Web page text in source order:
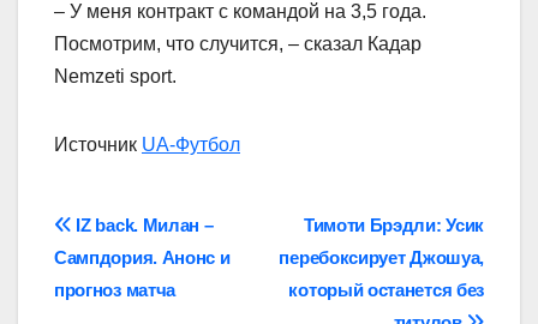
– У меня контракт с командой на 3,5 года.
Посмотрим, что случится, – сказал Кадар
Nemzeti sport.
Источник UA-Футбол
Навігація
записів
Тимоти Брэдли: Усик
перебоксирует Джошуа,
который останется без
IZ back. Милан –
Сампдория. Анонс и
прогноз матча